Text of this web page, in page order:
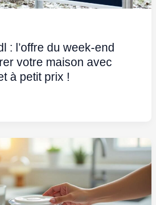
: l’offre du week-end
votre maison avec
à petit prix !